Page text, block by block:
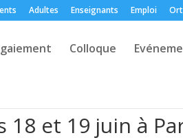
Adultes Enseignants Emploi
Colloque
et 19 juin à